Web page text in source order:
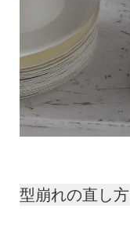
型崩れの直し方